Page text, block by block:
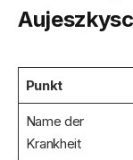
Punkt
Name der
Krankheit